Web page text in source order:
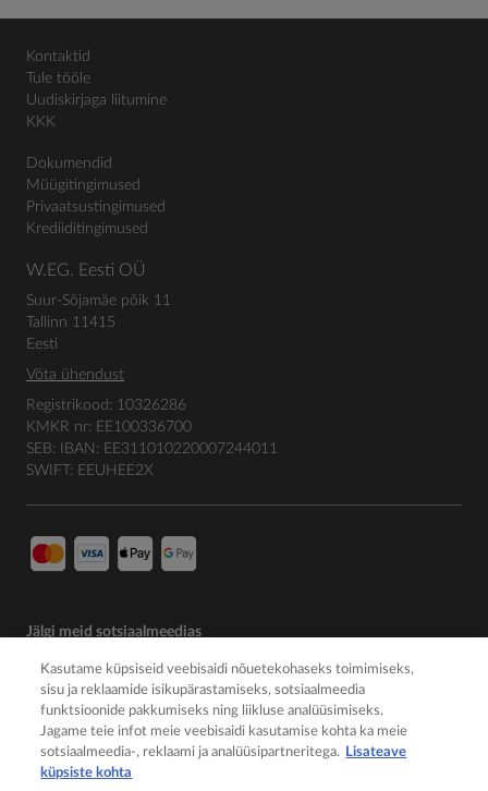
Kontaktid
Tule tööle
Uudiskirjaga liitumine
KKK
Dokumendid
Müügitingimused
Privaatsustingimused
Krediiditingimused
W.EG. Eesti OÜ
Suur-Sõjamäe põik 11
Tallinn 11415
Eesti
Võta ühendust
Registrikood: 10326286
KMKR nr: EE100336700
SEB: IBAN: EE311010220007244011
SWIFT: EEUHEE2X
Jälgi meid sotsiaalmeedias
Kasutame küpsiseid veebisaidi nõuetekohaseks toimimiseks,
sisu ja reklaamide isikupärastamiseks, sotsiaalmeedia
funktsioonide pakkumiseks ning liikluse analüüsimiseks.
Jagame teie infot meie veebisaidi kasutamise kohta ka meie
sotsiaalmeedia-, reklaami ja analüüsipartneritega. Lisateave
küpsiste kohta